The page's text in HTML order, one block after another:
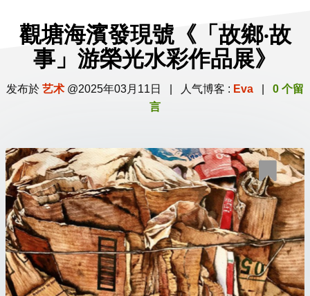
觀塘海濱發現號《「故鄉‧故
事」游榮光水彩作品展》
发布於 艺术 @2025年03月11日 | 人气博客 : Eva
0 个留
言